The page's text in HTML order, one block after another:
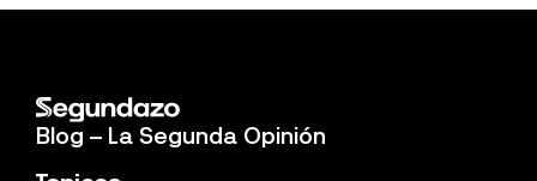
Blog – La Segunda Opinión